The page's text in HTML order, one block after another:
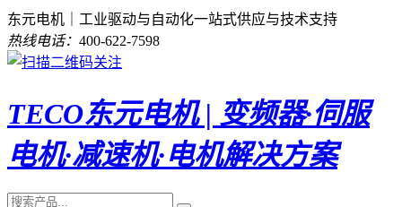
东元电机｜工业驱动与自动化一站式供应与技术支持
热线电话： 400-622-7598
TECO东元电机 | 变频器·伺服
电机·减速机·电机解决方案